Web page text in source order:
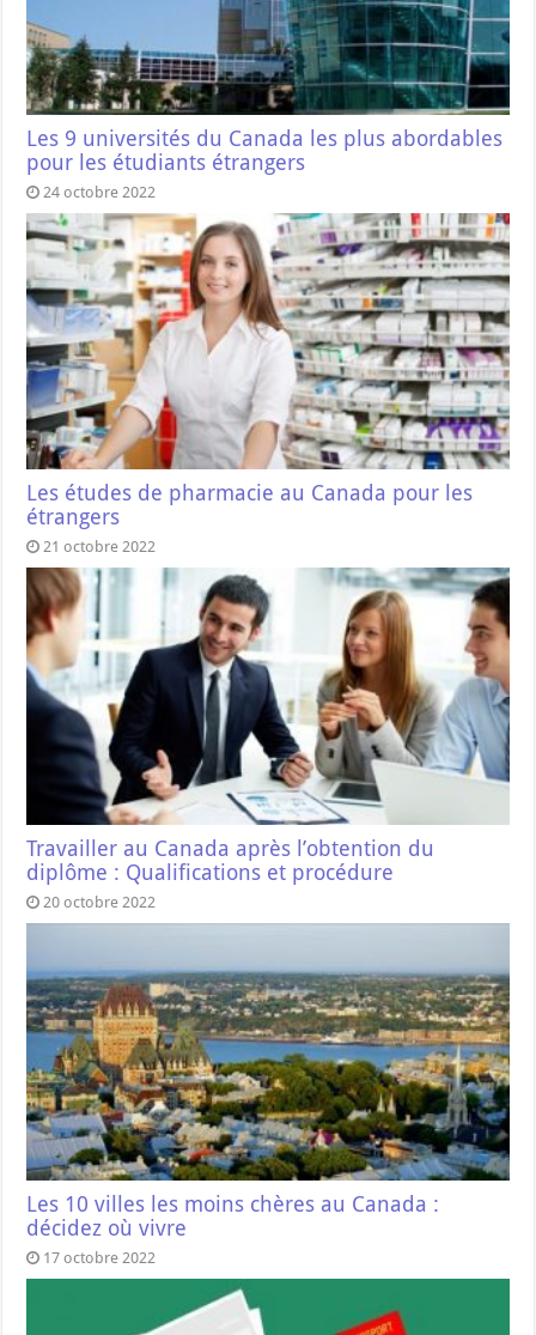
Les 9 universités du Canada les plus abordables
pour les étudiants étrangers
24 octobre 2022
Les études de pharmacie au Canada pour les
étrangers
21 octobre 2022
Travailler au Canada après l’obtention du
diplôme : Qualifications et procédure
20 octobre 2022
Les 10 villes les moins chères au Canada :
décidez où vivre
17 octobre 2022